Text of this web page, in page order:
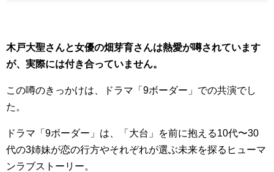
木戸大聖さんと女優の畑芽育さんは熱愛が噂されています
が、実際には付き合っていません。
この噂のきっかけは、ドラマ「9ボーダー」での共演でし
た。
ドラマ「9ボーダー」は、「大台」を前に抱える10代〜30
代の3姉妹が恋の行方やそれぞれが選ぶ未来を探るヒューマ
ンラブストーリー。